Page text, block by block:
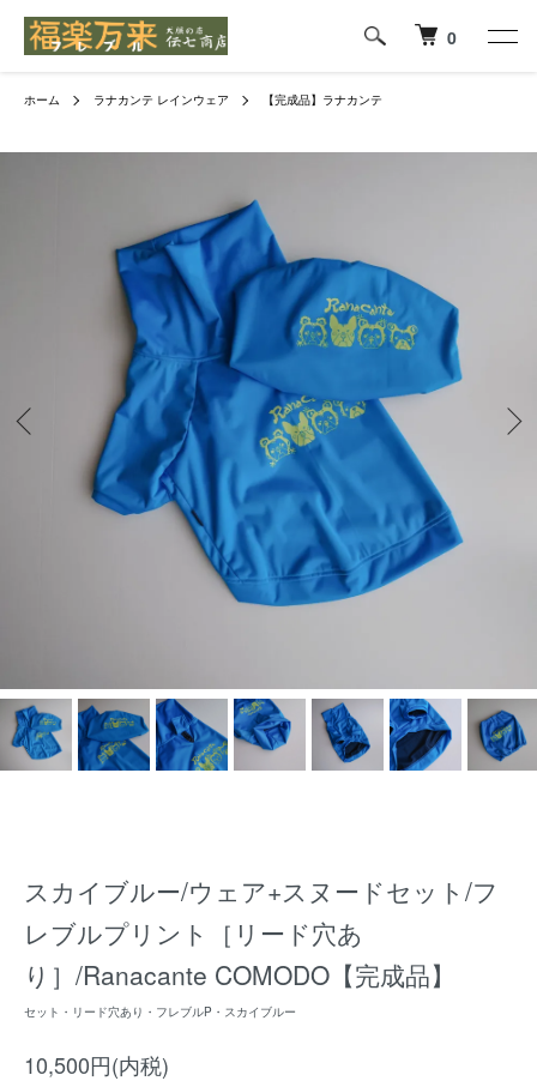
0
ホーム ラナカンテ レインウェア 【完成品】ラナカンテ
スカイブルー/ウェア+スヌードセット/フ
レブルプリント［リード穴あ
り］/Ranacante COMODO【完成品】
セット・リード穴あり・フレブルP・スカイブルー
10,500円(内税)